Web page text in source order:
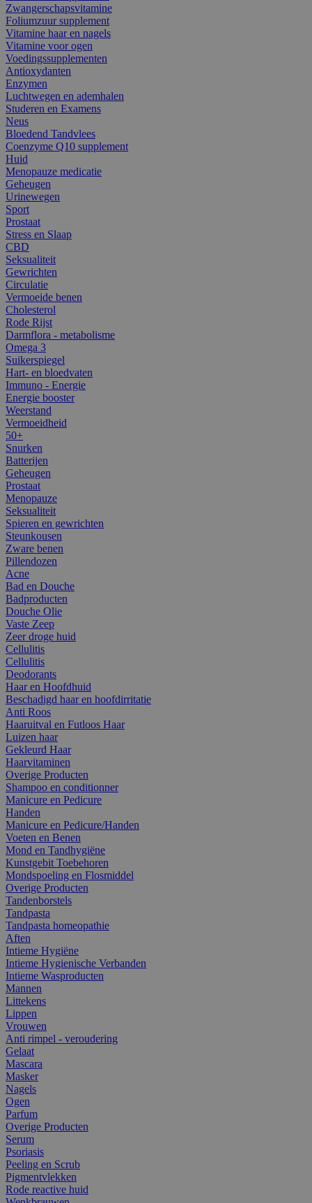
Zwangerschapsvitamine
Foliumzuur supplement
Vitamine haar en nagels
Vitamine voor ogen
Voedingssupplementen
Antioxydanten
Enzymen
Luchtwegen en ademhalen
Studeren en Examens
Neus
Bloedend Tandvlees
Coenzyme Q10 supplement
Huid
Menopauze medicatie
Geheugen
Urinewegen
Sport
Prostaat
Stress en Slaap
CBD
Seksualiteit
Gewrichten
Circulatie
Vermoeide benen
Cholesterol
Rode Rijst
Darmflora - metabolisme
Omega 3
Suikerspiegel
Hart- en bloedvaten
Immuno - Energie
Energie booster
Weerstand
Vermoeidheid
50+
Snurken
Batterijen
Geheugen
Prostaat
Menopauze
Seksualiteit
Spieren en gewrichten
Steunkousen
Zware benen
Pillendozen
Acne
Bad en Douche
Badproducten
Douche Olie
Vaste Zeep
Zeer droge huid
Cellulitis
Cellulitis
Deodorants
Haar en Hoofdhuid
Beschadigd haar en hoofdirritatie
Anti Roos
Haaruitval en Futloos Haar
Luizen haar
Gekleurd Haar
Haarvitaminen
Overige Producten
Shampoo en conditionner
Manicure en Pedicure
Handen
Manicure en Pedicure/Handen
Voeten en Benen
Mond en Tandhygiëne
Kunstgebit Toebehoren
Mondspoeling en Flosmiddel
Overige Producten
Tandenborstels
Tandpasta
Tandpasta homeopathie
Aften
Intieme Hygiëne
Intieme Hygienische Verbanden
Intieme Wasproducten
Mannen
Littekens
Lippen
Vrouwen
Anti rimpel - veroudering
Gelaat
Mascara
Masker
Nagels
Ogen
Parfum
Overige Producten
Serum
Psoriasis
Peeling en Scrub
Pigmentvlekken
Rode reactive huid